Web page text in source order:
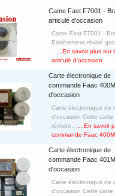
Came Fast F7001 -
articulé d'occasion
Came Fast F7001 -
Entièrement révisé
...En savoir plus
articulé d'occasion
Carte électronique de
commande Faac
d'occasion
Carte électronique de
d'occasion Cette
révisée,...
...En savoir
commande Faac
Carte électronique de
commande Faac
d'occasion
Carte électronique de
d'occasion Cette